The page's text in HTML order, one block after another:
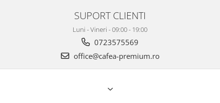
SUPORT CLIENTI
Luni - Vineri - 09:00 - 19:00
0723575569
office@cafea-premium.ro